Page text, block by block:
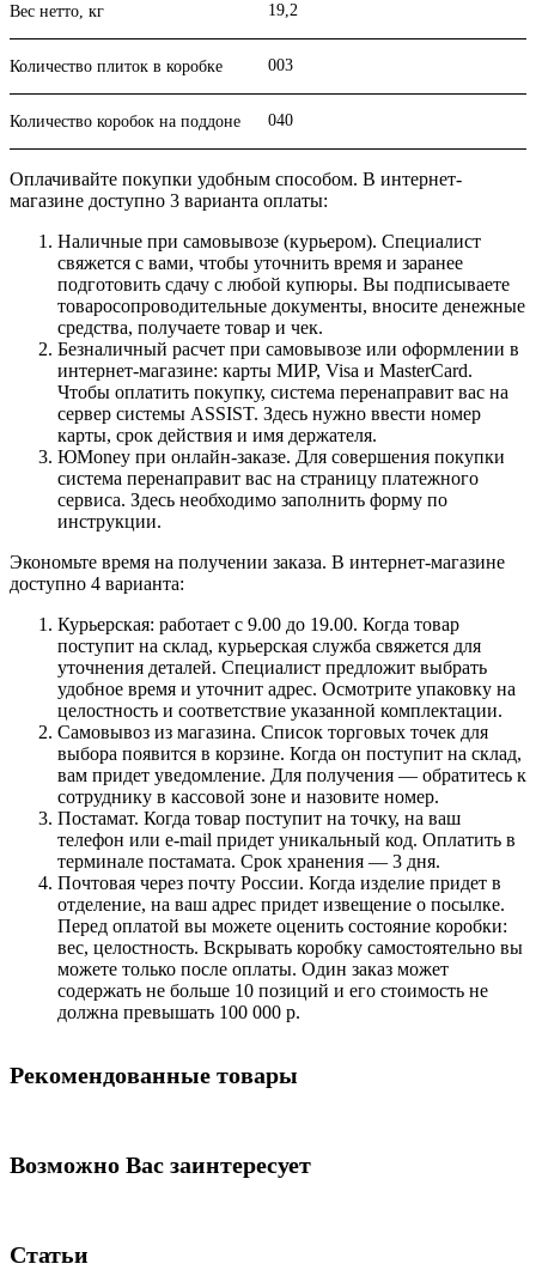
Вес нетто, кг 19,2
Количество плиток в коробке 003
Количество коробок на поддоне 040
Оплачивайте покупки удобным способом. В интернет-
магазине доступно 3 варианта оплаты:
Наличные при самовывозе (курьером). Специалист
свяжется с вами, чтобы уточнить время и заранее
подготовить сдачу с любой купюры. Вы подписываете
товаросопроводительные документы, вносите денежные
средства, получаете товар и чек.
Безналичный расчет при самовывозе или оформлении в
интернет-магазине: карты МИР, Visa и MasterCard.
Чтобы оплатить покупку, система перенаправит вас на
сервер системы ASSIST. Здесь нужно ввести номер
карты, срок действия и имя держателя.
ЮMoney при онлайн-заказе. Для совершения покупки
система перенаправит вас на страницу платежного
сервиса. Здесь необходимо заполнить форму по
инструкции.
Экономьте время на получении заказа. В интернет-магазине
доступно 4 варианта:
Курьерская: работает с 9.00 до 19.00. Когда товар
поступит на склад, курьерская служба свяжется для
уточнения деталей. Специалист предложит выбрать
удобное время и уточнит адрес. Осмотрите упаковку на
целостность и соответствие указанной комплектации.
Самовывоз из магазина. Список торговых точек для
выбора появится в корзине. Когда он поступит на склад,
вам придет уведомление. Для получения — обратитесь к
сотруднику в кассовой зоне и назовите номер.
Постамат. Когда товар поступит на точку, на ваш
телефон или e-mail придет уникальный код. Оплатить в
терминале постамата. Срок хранения — 3 дня.
Почтовая через почту России. Когда изделие придет в
отделение, на ваш адрес придет извещение о посылке.
Перед оплатой вы можете оценить состояние коробки:
вес, целостность. Вскрывать коробку самостоятельно вы
можете только после оплаты. Один заказ может
содержать не больше 10 позиций и его стоимость не
должна превышать 100 000 р.
Рекомендованные товары
Возможно Вас заинтересует
Статьи